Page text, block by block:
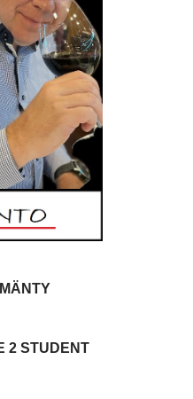
2 STUDENT